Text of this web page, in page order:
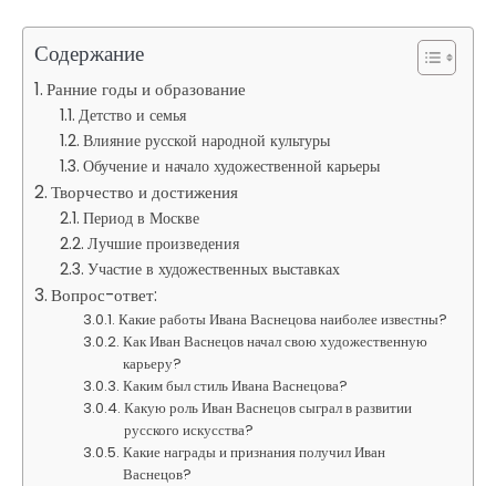
Содержание
Ранние годы и образование
Детство и семья
Влияние русской народной культуры
Обучение и начало художественной карьеры
Творчество и достижения
Период в Москве
Лучшие произведения
Участие в художественных выставках
Вопрос-ответ:
Какие работы Ивана Васнецова наиболее известны?
Как Иван Васнецов начал свою художественную
карьеру?
Каким был стиль Ивана Васнецова?
Какую роль Иван Васнецов сыграл в развитии
русского искусства?
Какие награды и признания получил Иван
Васнецов?